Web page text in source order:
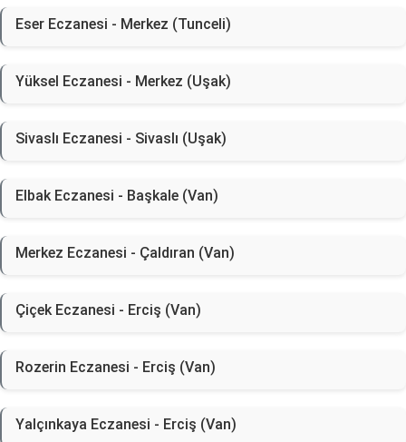
Eser Eczanesi - Merkez (Tunceli)
Yüksel Eczanesi - Merkez (Uşak)
Sivaslı Eczanesi - Sivaslı (Uşak)
Elbak Eczanesi - Başkale (Van)
Merkez Eczanesi - Çaldıran (Van)
Çiçek Eczanesi - Erciş (Van)
Rozerin Eczanesi - Erciş (Van)
Yalçınkaya Eczanesi - Erciş (Van)